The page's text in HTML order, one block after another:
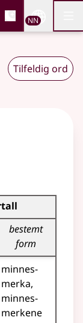
og
NN
Tilfeldig ord
bestemt
form
minnes­
merka
minnes­
merkene